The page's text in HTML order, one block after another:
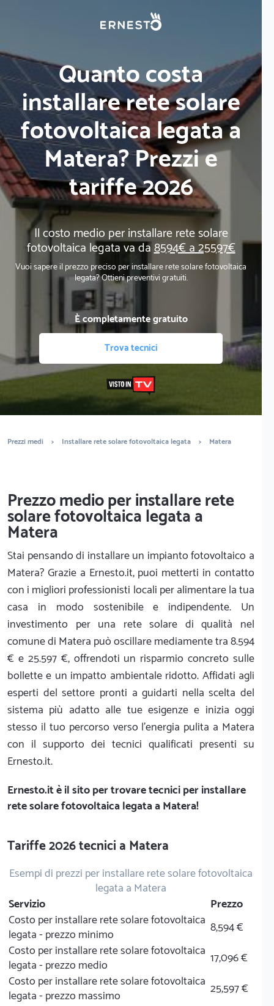
Quanto costa
installare rete solare
fotovoltaica legata a
Matera? Prezzi e
tariffe 2026
Il costo medio per installare rete solare
fotovoltaica legata va da8594€ a 25597€
Vuoi sapere il prezzo preciso per installare rete solare fotovoltaica
legata? Ottieni preventivi gratuiti.
È completamente gratuito
Trova tecnici
Prezzi medi > Installare rete solare fotovoltaica legata > Matera
Prezzo medio per installare rete
solare fotovoltaica legata a
Matera
Stai pensando di installare un impianto fotovoltaico a
Matera? Grazie a Ernesto.it, puoi metterti in contatto
con i migliori professionisti locali per alimentare la tua
casa in modo sostenibile e indipendente. Un
investimento per una rete solare di qualità nel
comune di Matera può oscillare mediamente tra 8.594
€ e 25.597 €, offrendoti un risparmio concreto sulle
bollette e un impatto ambientale ridotto. Affidati agli
esperti del settore pronti a guidarti nella scelta del
sistema più adatto alle tue esigenze e inizia oggi
stesso il tuo percorso verso l'energia pulita a Matera
con il supporto dei tecnici qualificati presenti su
Ernesto.it.
Ernesto.itè il sito per trovare tecnici per installare
rete solare fotovoltaica legata a Matera!
Tariffe 2026 tecnici a Matera
Esempi di prezzi per installare rete solare fotovoltaica
legata a Matera
Servizio
Prezzo
Costo per installare rete solare fotovoltaica
legata - prezzo minimo
8,594 €
Costo per installare rete solare fotovoltaica
legata - prezzo medio
17,096 €
Costo per installare rete solare fotovoltaica
legata - prezzo massimo
25,597 €